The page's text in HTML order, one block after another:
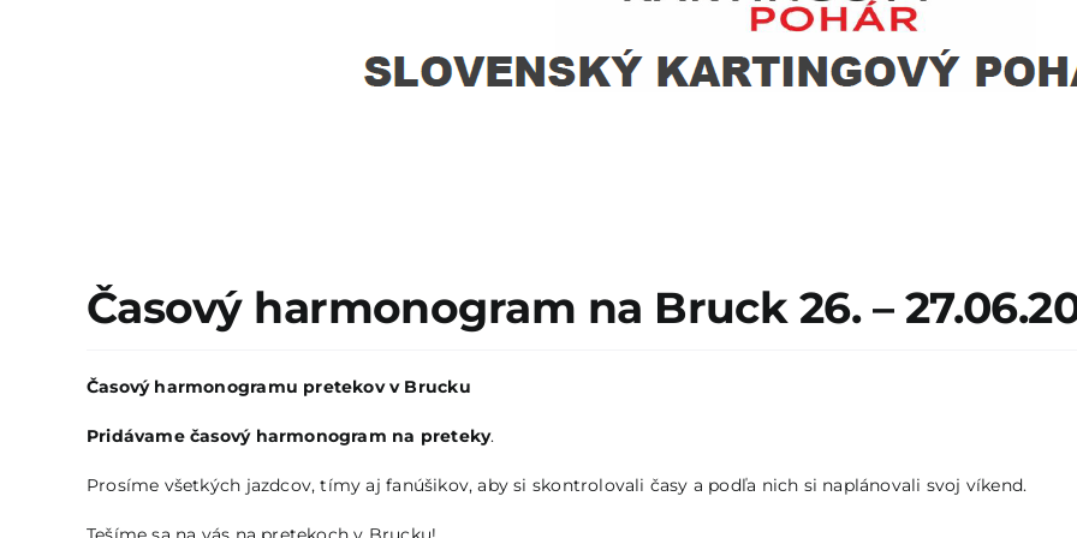
Časový harmonogram na Bruck 26. –
Časový harmonogramu pretekov v Brucku
Pridávame časový harmonogram na preteky.
Prosíme všetkých jazdcov, tímy aj fanúšikov, aby si skontrolovali časy a podľa nich si naplánovali svoj víkend.